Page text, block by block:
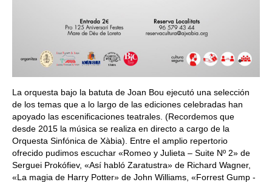
La orquesta bajo la batuta de Joan Bou ejecutó una selección
de los temas que a lo largo de las ediciones celebradas han
apoyado las escenificaciones teatrales. (Recordemos que
desde 2015 la música se realiza en directo a cargo de la
Orquesta Sinfónica de Xàbia). Entre el amplio repertorio
ofrecido pudimos escuchar «Romeo y Julieta – Suite Nº 2» de
Serguei Prokófiev, «Así habló Zaratustra» de Richard Wagner,
«La magia de Harry Potter» de John Williams, «Forrest Gump -